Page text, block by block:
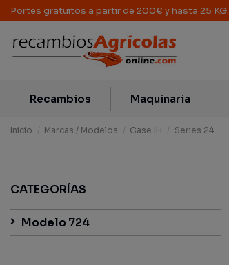
Portes gratuitos a partir de 200€ y hasta 25 KG.
Recambios Maquinaria
Inicio Marcas / Modelos Case IH Series 24
CATEGORÍAS
Modelo 724